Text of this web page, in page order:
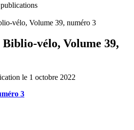
vélo, Volume 39, numéro 3
Biblio-vélo, Volume 39,
le 1 octobre 2022
3